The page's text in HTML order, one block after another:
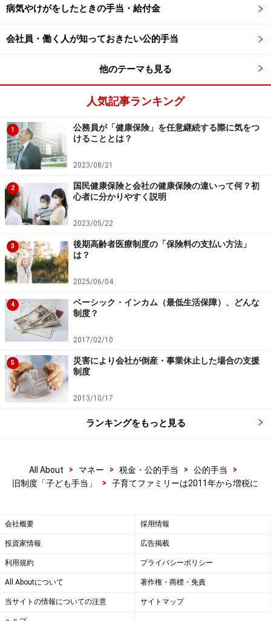
病気やけがをしたときの手当・給付金
会社員・働く人が知っておきたい公的手当
他のテーマも見る
人気記事ランキング
1
公務員が「健康保険」を任意継続する際に気をつ
けることとは？
2023/08/21
2
国民健康保険と会社の健康保険の違いって何？初
心者に分かりやすく説明
2023/05/22
3
後期高齢者医療制度の「保険料の支払い方法」
は？
2025/06/04
4
ベーシック・インカム（最低生活保障）、どんな
制度？
2017/02/10
5
災害により会社が倒産・事業休止した場合の支援
制度
2013/10/17
ランキングをもっと見る
All About > マネー > 税金・公的手当 > 公的手当
>
旧制度「子ども手当」
> 子育てファミリーは2011年から増税に
会社概要 採用情報
投資家情報 広告掲載
利用規約 プライバシーポリシー
All Aboutについて 著作権・商標・免責
当サイトの情報についての注意 サイトマップ